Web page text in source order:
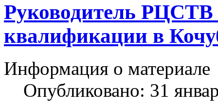
Руководитель
квалификации в
Информация о материале
Опубликовано: 31